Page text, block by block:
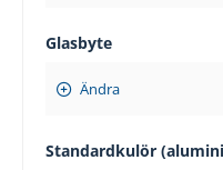
Glasbyte
Ändra
Standardkulör